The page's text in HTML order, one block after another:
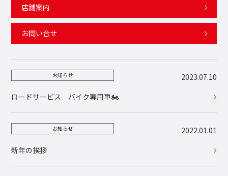
店舗案内
お問い合せ
お知らせ
2023.07.10
ロードサービス バイク専用車🏍️
お知らせ
2022.01.01
新年の挨拶